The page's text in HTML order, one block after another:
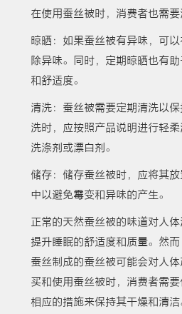
在使用蚕丝被时，消费者也需要
晾晒：如果蚕丝被有异味，可
除异味。同时，定期晾晒也有
和舒适度。
清洗：蚕丝被需要定期清洗以
洗时，应按照产品说明进行轻
洗涤剂或漂白剂。
储存：储存蚕丝被时，应将其
中以避免霉变和异味的产生。
正常的天然蚕丝被的味道对人
提升睡眠的舒适度和质量。然
蚕丝制成的蚕丝被可能会对人
买和使用蚕丝被时，消费者需
相应的措施来保持其干燥和清